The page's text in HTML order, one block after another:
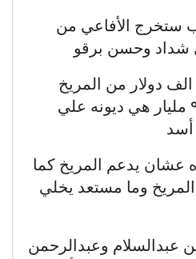
ستخرج الأفاعي من
شداد وحسن برقو
** سوداكال يتسلم ٨ الف دولار من المريخ
وجمال الوالي يعفي ٩ مليار هي ديونه علي
أسد
عشان يدعم المريخ كما
وما مستعد يخلي
عبدالسلام وعبدالرحمن